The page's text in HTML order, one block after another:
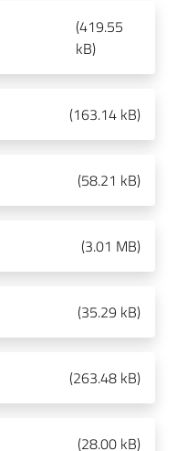
(419.55
kB)
(163.14 kB)
(58.21 kB)
(3.01 MB)
(35.29 kB)
(263.48 kB)
(28.00 kB)